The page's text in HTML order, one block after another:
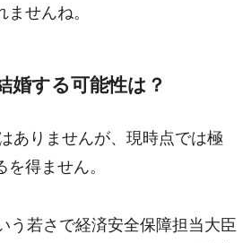
せんね。
婚する可能性は？
ありませんが、現時点では極
得ません。
う若さで経済安全保障担当大臣